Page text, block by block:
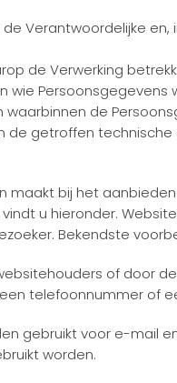
Verantwoordelijke
de Verwerking
Persoonsgegevens
de
de getroffen
maakt bij het
u hieronder.
Bekendste
of door
telefoonnummer of
gebruikt voor e-mail
worden.